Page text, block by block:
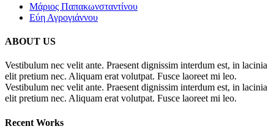
Area
Μάριος Παπακωνσταντίνου
Εύη Αγρογιάννου
ABOUT US
Vestibulum nec velit ante. Praesent dignissim interdum est, in lacinia
elit pretium nec. Aliquam erat volutpat. Fusce laoreet mi leo.
Vestibulum nec velit ante. Praesent dignissim interdum est, in lacinia
elit pretium nec. Aliquam erat volutpat. Fusce laoreet mi leo.
Recent Works